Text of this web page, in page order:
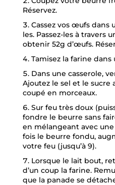
Réservez.
Cassez vos œufs dans
les. Passez-les à travers
obtenir 52g d’œufs.
Tamisez la farine dans
Dans une casserole,
Ajoutez le sel et le sucre
coupé en morceaux.
Sur feu très doux
fondre le beurre sans
en mélangeant avec
fois le beurre fondu,
votre feu (jusqu’à 9).
Lorsque le lait bout,
d’un coup la farine.
que la panade se